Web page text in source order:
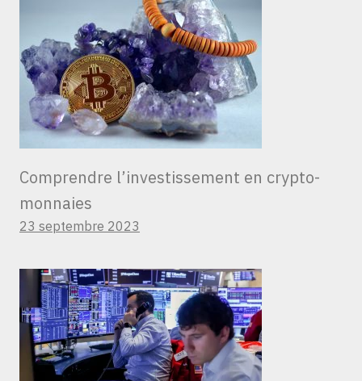
Comprendre l’investissement en crypto-
monnaies
23 septembre 2023